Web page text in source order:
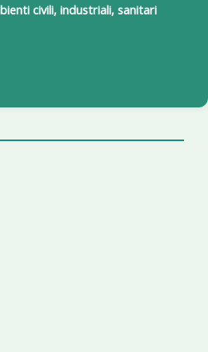
civili, industriali, sanitari